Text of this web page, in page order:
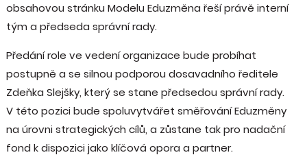
obsahovou stránku Modelu Eduzměna řeší právě interní
tým a předseda správní rady.
Předání role ve vedení organizace bude probíhat
postupně a se silnou podporou dosavadního ředitele
Zdeňka Slejšky, který se stane předsedou správní rady.
V této pozici bude spoluvytvářet směřování Eduzměny
na úrovni strategických cílů, a zůstane tak pro nadační
fond k dispozici jako klíčová opora a partner.